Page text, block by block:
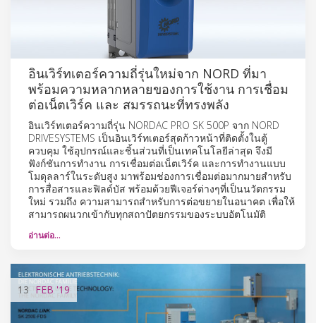
อินเวิร์ทเตอร์ความถี่รุ่นใหม่จาก NORD ที่มา
พร้อมความหลากหลายของการใช้งาน การเชื่อม
ต่อเน็ตเวิร์ค และ สมรรถนะที่ทรงพลัง
อินเวิร์ทเตอร์ความถี่รุ่น NORDAC PRO SK 500P จาก NORD
DRIVESYSTEMS เป็นอินเวิร์ทเตอร์สุดก้าวหน้าที่ติดตั้งในตู้
ควบคุม ใช้อุปกรณ์และชิ้นส่วนที่เป็นเทคโนโลยีล่าสุด จึงมี
ฟังก์ชันการทำงาน การเชื่อมต่อเน็ตเวิร์ค และการทำงานแบบ
โมดุลลาร์ในระดับสูง มาพร้อมช่องการเชื่อมต่อมากมายสำหรับ
การสื่อสารและฟิลด์บัส พร้อมด้วยฟีเจอร์ต่างๆที่เป็นนวัตกรรม
ใหม่ รวมถึง ความสามารถสำหรับการต่อขยายในอนาคต เพื่อให้
สามารถผนวกเข้ากับทุกสถาปัตยกรรมของระบบอัตโนมัติ
อ่านต่อ…
13 FEB '19